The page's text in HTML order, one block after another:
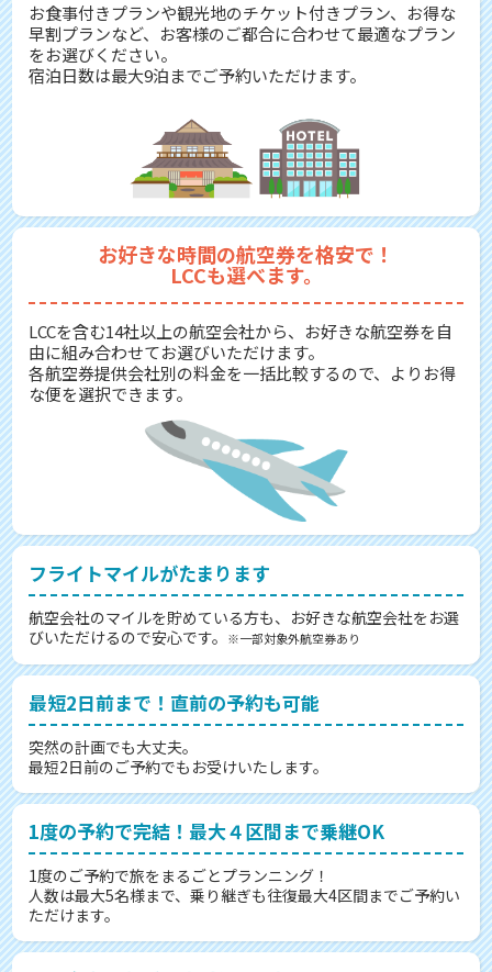
お食事付きプランや観光地のチケット付きプラン、お得な
早割プランなど、お客様のご都合に合わせて最適なプラン
をお選びください。
宿泊日数は最大9泊までご予約いただけます。
お好きな時間の航空券を格安で！
LCCも選べます。
LCCを含む14社以上の航空会社から、お好きな航空券を自
由に組み合わせてお選びいただけます。
各航空券提供会社別の料金を一括比較するので、よりお得
な便を選択できます。
フライトマイルがたまります
航空会社のマイルを貯めている方も、お好きな航空会社をお選
びいただけるので安心です。
※一部対象外航空券あり
最短2日前まで！直前の予約も可能
突然の計画でも大丈夫。
最短2日前のご予約でもお受けいたします。
1度の予約で完結！最大４区間まで乗継OK
1度のご予約で旅をまるごとプランニング！
人数は最大5名様まで、乗り継ぎも往復最大4区間までご予約い
ただけます。